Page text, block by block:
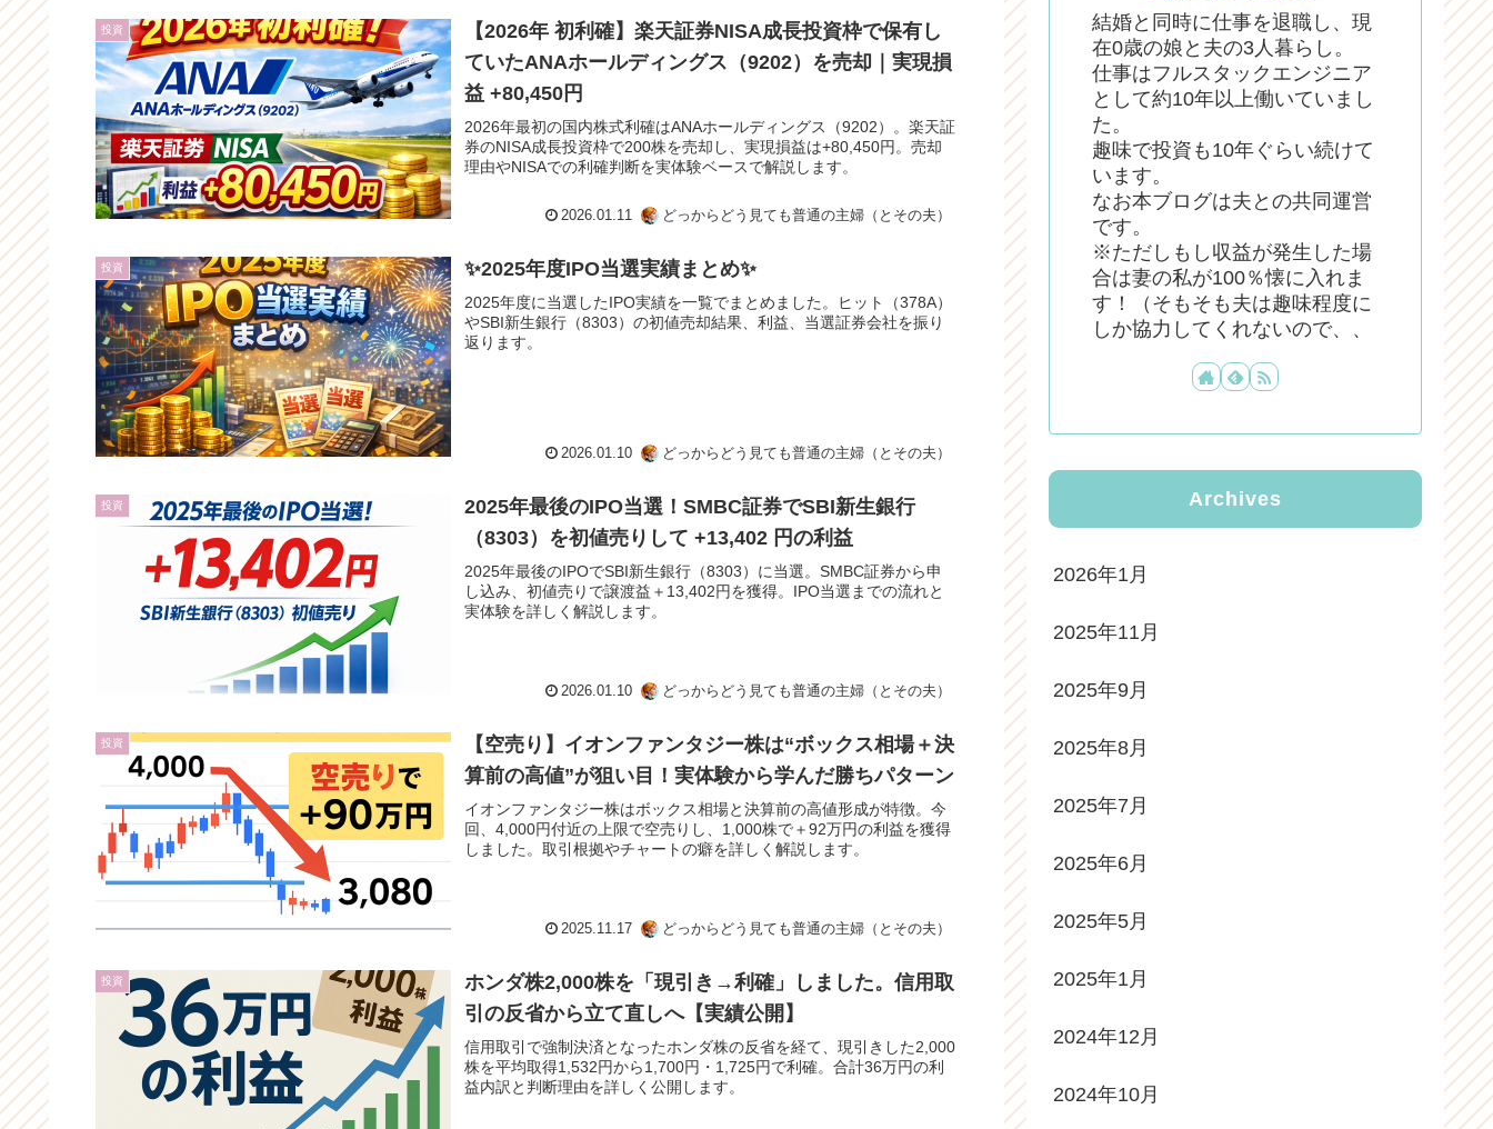
投資
【2026年 初利確】楽天証券NISA成長投資枠で保有し
ていたANAホールディングス（9202）を売却｜実現損
益 +80,450円
2026年最初の国内株式利確はANAホールディングス（9202）。楽天証
券のNISA成長投資枠で200株を売却し、実現損益は+80,450円。売却
理由やNISAでの利確判断を実体験ベースで解説します。
2026.01.11 どっからどう見ても普通の主婦（とその夫）
投資 ✨2025年度IPO当選実績まとめ✨
2025年度に当選したIPO実績を一覧でまとめました。ヒット（378A）
やSBI新生銀行（8303）の初値売却結果、利益、当選証券会社を振り
返ります。
2026.01.10 どっからどう見ても普通の主婦（とその夫）
投資
2025年最後のIPO当選！SMBC証券でSBI新生銀行
（8303）を初値売りして +13,402 円の利益
2025年最後のIPOでSBI新生銀行（8303）に当選。SMBC証券から申
し込み、初値売りで譲渡益＋13,402円を獲得。IPO当選までの流れと
実体験を詳しく解説します。
2026.01.10 どっからどう見ても普通の主婦（とその夫）
投資
【空売り】イオンファンタジー株は“ボックス相場＋決
算前の高値”が狙い目！実体験から学んだ勝ちパターン
イオンファンタジー株はボックス相場と決算前の高値形成が特徴。今
回、4,000円付近の上限で空売りし、1,000株で＋92万円の利益を獲得
しました。取引根拠やチャートの癖を詳しく解説します。
2025.11.17 どっからどう見ても普通の主婦（とその夫）
投資
ホンダ株2,000株を「現引き→利確」しました。信用取
引の反省から立て直しへ【実績公開】
信用取引で強制決済となったホンダ株の反省を経て、現引きした2,000
株を平均取得1,532円から1,700円・1,725円で利確。合計36万円の利
益内訳と判断理由を詳しく公開します。
結婚と同時に仕事を退職し、現
在0歳の娘と夫の3人暮らし。
仕事はフルスタックエンジニア
として約10年以上働いていまし
た。
趣味で投資も10年ぐらい続けて
います。
なお本ブログは夫との共同運営
です。
※ただしもし収益が発生した場
合は妻の私が100％懐に入れま
す！（そもそも夫は趣味程度に
しか協力してくれないので、、
Archives
2026年1月
2025年11月
2025年9月
2025年8月
2025年7月
2025年6月
2025年5月
2025年1月
2024年12月
2024年10月